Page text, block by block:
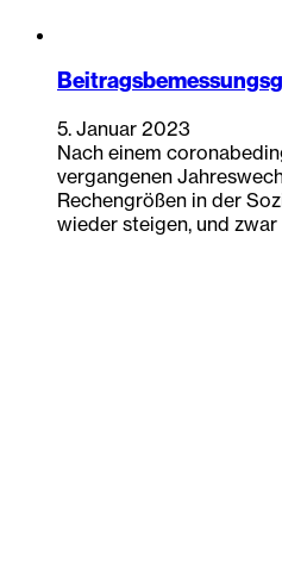
5. Januar 2023
Nach einem
vergangenen
Rechengrößen in der
wieder steigen, und